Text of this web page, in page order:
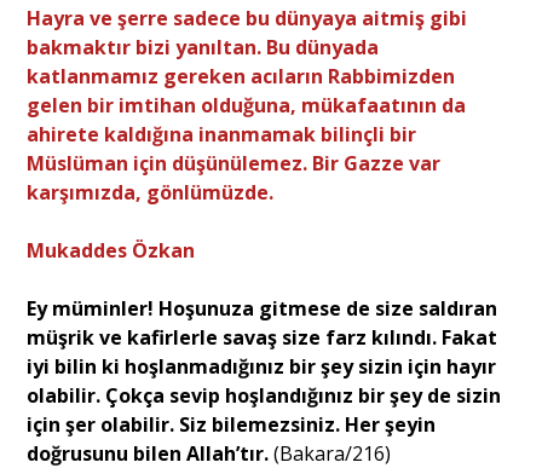
Kültür - Sanat
Ekonomi
Dünya
Söyleşi
Yazı Dizisi
Hayra ve şerre sadece bu dünyaya aitmiş gibi
bakmaktır bizi yanıltan. Bu dünyada
katlanmamız gereken acıların Rabbimizden
gelen bir imtihan olduğuna, mükafaatının da
ahirete kaldığına inanmamak bilinçli bir
Müslüman için düşünülemez. Bir Gazze var
karşımızda, gönlümüzde.
Mukaddes Özkan
Ey müminler! Hoşunuza gitmese de size saldıran
müşrik ve kafirlerle savaş size farz kılındı. Fakat
iyi bilin ki hoşlanmadığınız bir şey sizin için hayır
olabilir. Çokça sevip hoşlandığınız bir şey de sizin
için şer olabilir. Siz bilemezsiniz. Her şeyin
doğrusunu bilen Allah’tır.(Bakara/216)